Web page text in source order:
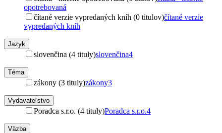
opotrebovaná
čítané verzie vypredaných kníh (0 titulov)čítané verzie
vypredaných kníh
Jazyk
slovenčina (4 tituly)slovenčina4
Téma
zákony (3 tituly)zákony3
Vydavateľstvo
Poradca s.r.o. (4 tituly)Poradca s.r.o.4
Väzba